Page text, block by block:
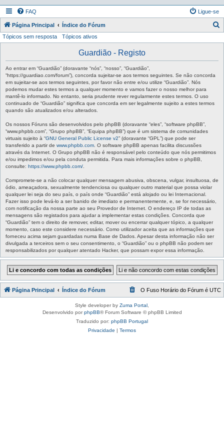
FAQ Ligue-se
Página Principal Índice do Fórum
Tópicos sem resposta Tópicos ativos
Guardião - Registo
Ao entrar em “Guardião” (doravante “nós”, “nosso”, “Guardião”,
“https://guardiao.com/forum”), concorda sujeitar-se aos termos seguintes. Se não concorda
em sujeitar-se aos termos seguintes, por favor não entre e/ou utilize “Guardião”. Nós
podemos mudar estes termos a qualquer momento e vamos fazer o nosso melhor para
mantê-lo informado. No entanto, seria prudente rever regularmente estes termos. O uso
continuado de “Guardião” significa que concorda em ser legalmente sujeito a estes termos
quando são atualizados e/ou alterados.
Os nossos Fóruns são desenvolvidos pelo phpBB (doravante “eles”, “software phpBB”,
“www.phpbb.com”, “Grupo phpBB”, “Equipa phpBB”) que é um sistema de comunidades
virtuais sujeito à “GNU General Public License v2” (doravante “GPL”) que pode ser
transferido a partir de www.phpbb.com . O software phpBB apenas facilita discussões
através da Internet. O Grupo phpBB não é responsável pelo conteúdo que nós permitimos
e/ou impedimos e/ou pela conduta permitida. Para mais informações sobre o phpBB,
consulte: https://www.phpbb.com/
Compromete-se a não colocar qualquer mensagem abusiva, obscena, vulgar, insultuosa, de
ódio, ameaçadora, sexualmente tendenciosa ou qualquer outro material que possa violar
qualquer lei seja do seu país, o país onde “Guardião” está alojado ou lei Internacional.
Fazer isso pode levá-lo a ser banido de imediato e permanentemente, e, se for necessário,
com notificação da nossa parte ao seu Provedor de Internet. O endereço IP de todas as
mensagens são registados para ajudar a implementar estas condições. Concorda que
“Guardião” tem o direito de remover, editar, mover ou encerrar qualquer tópico, a qualquer
momento, caso este considere necessário. Como utilizador aceita que as informações que
forneceu acima sejam guardadas numa Base de Dados. Apesar desta informação não ser
divulgada a terceiros sem o seu consentimento, o “Guardião” ou o phpBB não podem ser
responsabilizados por qualquer atentado Hacker, que possam expor essa informação.
Página Principal Índice do Fórum O Fuso Horário do Fórum é UTC
Style developer by Zuma Portal
Desenvolvido porphpBB® Forum Software © phpBB Limited
Traduzido por: phpBB Portugal
Privacidade | Termos